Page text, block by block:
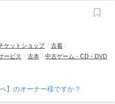
ケットショップ
古着
ービス 古本 中古ゲーム・CD・DVD
】のオーナー様ですか？